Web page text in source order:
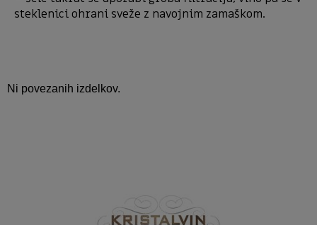
steklenici ohrani sveže z navojnim zamaškom.
Ni povezanih izdelkov.